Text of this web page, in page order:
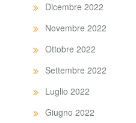
Dicembre 2022
Novembre 2022
Ottobre 2022
Settembre 2022
Luglio 2022
Giugno 2022